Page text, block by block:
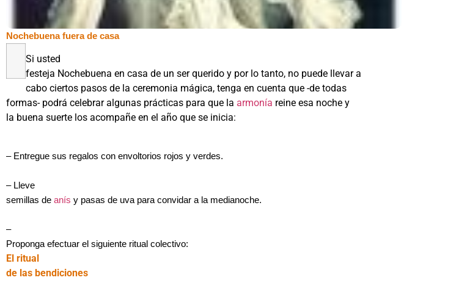
Nochebuena fuera de casa
Si usted
festeja Nochebuena en casa de un ser querido y por lo tanto, no puede llevar a
cabo ciertos pasos de la ceremonia mágica, tenga en cuenta que -de todas
formas- podrá celebrar algunas prácticas para que la armonía reine esa noche y
la buena suerte los acompañe en el año que se inicia:
– Entregue sus regalos con envoltorios rojos y verdes.
– Lleve
semillas de anís y pasas de uva para convidar a la medianoche.
–
Proponga efectuar el siguiente ritual colectivo:
El ritual
de las bendiciones